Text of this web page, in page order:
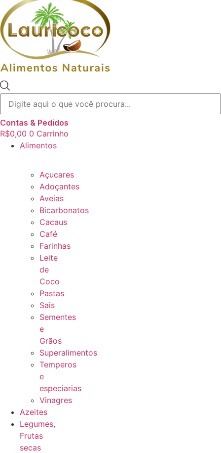
produtos
Contas & Pedidos
R$0,00 0 Carrinho
Alimentos
Açucares
Adoçantes
Aveias
Bicarbonatos
Cacaus
Café
Farinhas
Leite
de
Coco
Pastas
Sais
Sementes
e
Grãos
Superalimentos
Temperos
e
especiarias
Vinagres
Azeites
Legumes,
Frutas
secas